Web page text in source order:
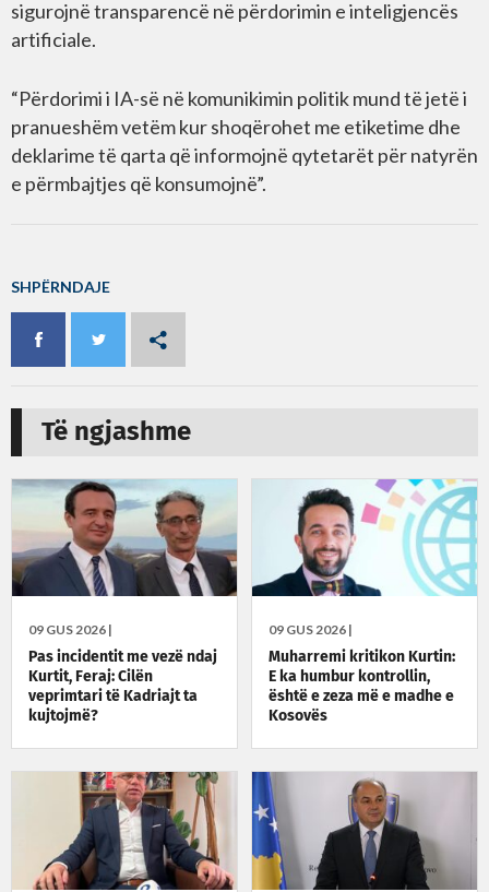
sigurojnë transparencë në përdorimin e inteligjencës
artificiale.
“Përdorimi i IA-së në komunikimin politik mund të jetë i
pranueshëm vetëm kur shoqërohet me etiketime dhe
deklarime të qarta që informojnë qytetarët për natyrën
e përmbajtjes që konsumojnë”.
SHPËRNDAJE
Të ngjashme
09 GUS 2026 |
Pas incidentit me vezë ndaj
Kurtit, Feraj: Cilën
veprimtari të Kadriajt ta
kujtojmë?
09 GUS 2026 |
Muharremi kritikon Kurtin:
E ka humbur kontrollin,
është e zeza më e madhe e
Kosovës